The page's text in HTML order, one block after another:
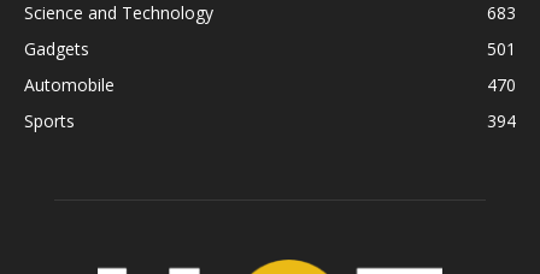
Science and Technology
683
Gadgets
501
Automobile
470
Sports
394